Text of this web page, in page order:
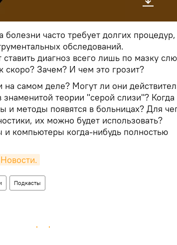
болезни часто требует долгих процедур,
обследований.
ставить диагноз всего лишь по мазку
скоро? Зачем? И чем это грозит?
на самом деле? Могут ли они
знаменитой теории "серой слизи"? Когда
и методы появятся в больницах? Для
их можно будет использовать?
и компьютеры когда-нибудь полностью
Подкасты